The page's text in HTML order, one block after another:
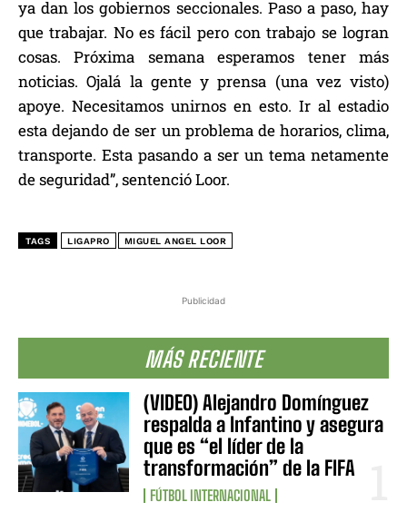
Publicidad
MÁS RECIENTE
(VIDEO) Alejandro Domínguez
respalda a Infantino y asegura
que es “el líder de la
transformación” de la FIFA
FÚTBOL INTERNACIONAL
ya dan los gobiernos seccionales. Paso a paso, hay
que trabajar. No es fácil pero con trabajo se logran
cosas. Próxima semana esperamos tener más
noticias. Ojalá la gente y prensa (una vez visto)
apoye. Necesitamos unirnos en esto. Ir al estadio
esta dejando de ser un problema de horarios, clima,
transporte. Esta pasando a ser un tema netamente
de seguridad”, sentenció Loor.
TAGS LIGAPRO MIGUEL ANGEL LOOR